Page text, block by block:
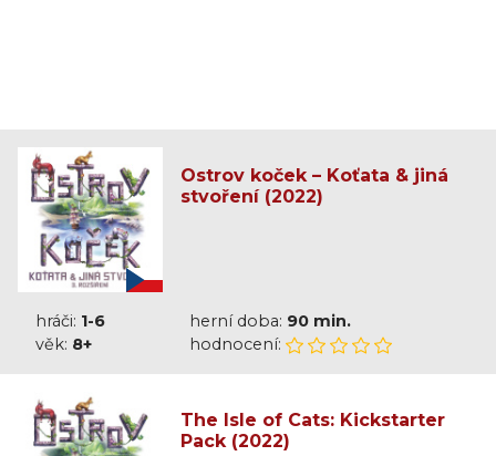
Ostrov koček – Koťata & jiná
stvoření (2022)
hráči: 1-6 herní doba: 90 min.
věk: 8+ hodnocení:
The Isle of Cats: Kickstarter
Pack (2022)